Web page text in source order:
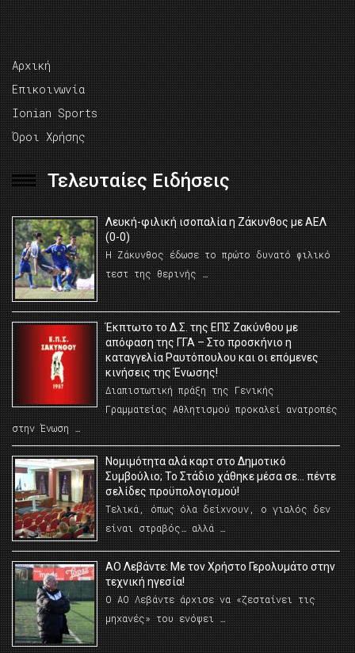
Αρχική
Επικοινωνία
Ionian Sports
Όροι Χρήσης
Τελευταίες Ειδήσεις
Λευκή-φιλική ισοπαλία η Ζάκυνθος με ΑΕΛ
(0-0)
Η Ζάκυνθος έδωσε το πρώτο δυνατό φιλικό
τεστ της θερινής …
Έκπτωτο το Δ.Σ. της ΕΠΣ Ζακύνθου με
απόφαση της ΓΓΑ – Στο προσκήνιο η
καταγγελία Ραυτόπουλου και οι επόμενες
κινήσεις της Ένωσης!
Διαπιστωτική πράξη της Γενικής
Γραμματείας Αθλητισμού προκαλεί ανατροπές
στην Ένωση …
Νομιμότητα αλά καρτ στο Δημοτικό
Συμβούλιο; Το Στάδιο χάθηκε μέσα σε… πέντε
σελίδες προϋπολογισμού!
Τελικά, όπως όλα δείχνουν, ο γιαλός δεν
είναι στραβός… αλλά …
ΑΟ Λεβάντε: Με τον Χρήστο Γερολυμάτο στην
τεχνική ηγεσία!
Ο ΑΟ Λεβάντε άρχισε να «ζεσταίνει τις
μηχανές» του ενόψει …